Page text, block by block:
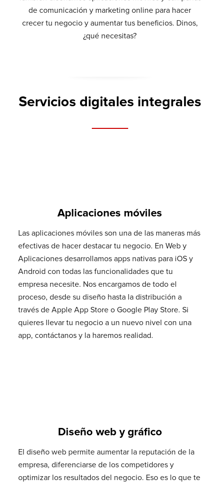
de comunicación y marketing online para hacer
crecer tu negocio y aumentar tus beneficios. Dinos,
¿qué necesitas?
Servicios digitales integrales
Aplicaciones móviles
Las aplicaciones móviles son una de las maneras más
efectivas de hacer destacar tu negocio. En Web y
Aplicaciones desarrollamos apps nativas para iOS y
Android con todas las funcionalidades que tu
empresa necesite. Nos encargamos de todo el
proceso, desde su diseño hasta la distribución a
través de Apple App Store o Google Play Store. Si
quieres llevar tu negocio a un nuevo nivel con una
app, contáctanos y la haremos realidad.
Diseño web y gráfico
El diseño web permite aumentar la reputación de la
empresa, diferenciarse de los competidores y
optimizar los resultados del negocio. Eso es lo que te